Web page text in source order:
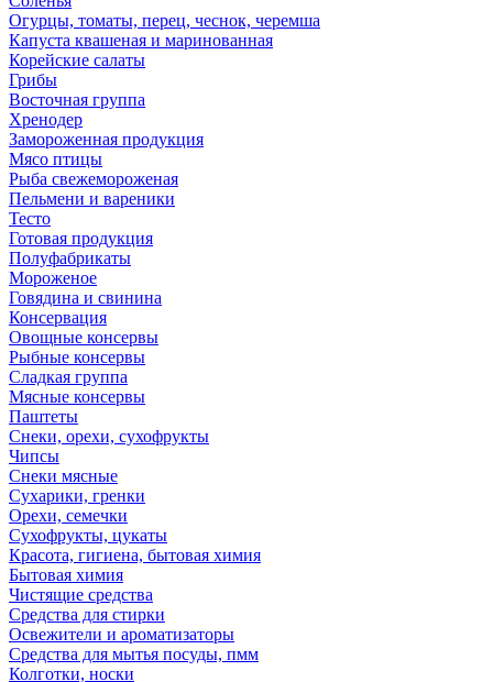
Огурцы, томаты, перец, чеснок, черемша
Капуста квашеная и маринованная
Корейские салаты
Грибы
Восточная группа
Хренодер
Замороженная продукция
Мясо птицы
Рыба свежемороженая
Пельмени и вареники
Тесто
Готовая продукция
Полуфабрикаты
Мороженое
Говядина и свинина
Консервация
Овощные консервы
Рыбные консервы
Сладкая группа
Мясные консервы
Паштеты
Снеки, орехи, сухофрукты
Чипсы
Снеки мясные
Сухарики, гренки
Орехи, семечки
Сухофрукты, цукаты
Красота, гигиена, бытовая химия
Бытовая химия
Чистящие средства
Средства для стирки
Освежители и ароматизаторы
Средства для мытья посуды, пмм
Колготки, носки